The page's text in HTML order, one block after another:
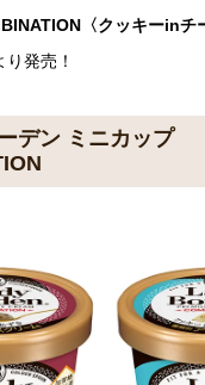
〈クッキーinチ
発売！
デン ミニカップ